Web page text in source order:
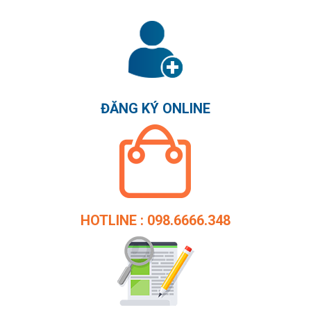
ĐĂNG KÝ ONLINE
HOTLINE : 098.6666.348